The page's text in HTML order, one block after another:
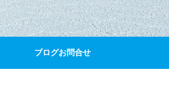
ブログお問合せ